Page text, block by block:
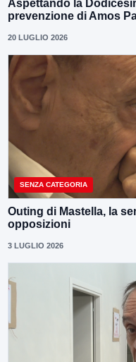
Aspettando la
prevenzione di Amos
20 LUGLIO 2026
SENZA CATEGORIA
Outing di Mastella, la
opposizioni
3 LUGLIO 2026